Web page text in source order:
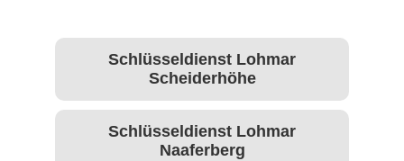
Schlüsseldienst Lohmar
Scheiderhöhe
Schlüsseldienst Lohmar
Naaferberg